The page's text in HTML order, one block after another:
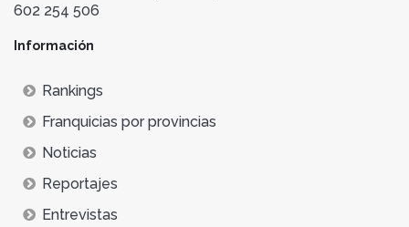
602 254 506
Información
Rankings
Franquicias por provincias
Noticias
Reportajes
Entrevistas